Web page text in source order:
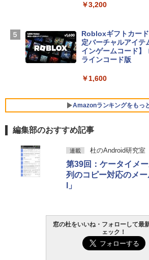
ン 15-fd 15.6インチ
SSD インテル Core 5
￥129,800
Core i5/16GB/SSD
VWK3E15W_AZ
￥119,800
￥3,200
Robloxギフトカー
定バーチャルアイテ
インゲームコード】
ラインコード版
￥1,600
Amazonランキングをもっ
生成AIパスポート公
￥1,766
出す プロンプトの
ズ (はぴーイラスト
￥99
Amazon Kindle
ンチディスプレイ、
週間持続バッテリー
ク
Amazon Kindle - 目
ない、大きな画面で
続バッテリー、6イ
書籍リーダー、ブラ
編集部のおすすめ記事
連載 杜のAndroid研究室
第39回：ケータイメ
列のコピー対応のメ
l」
窓の杜をいいね・フォローして最
ェック！